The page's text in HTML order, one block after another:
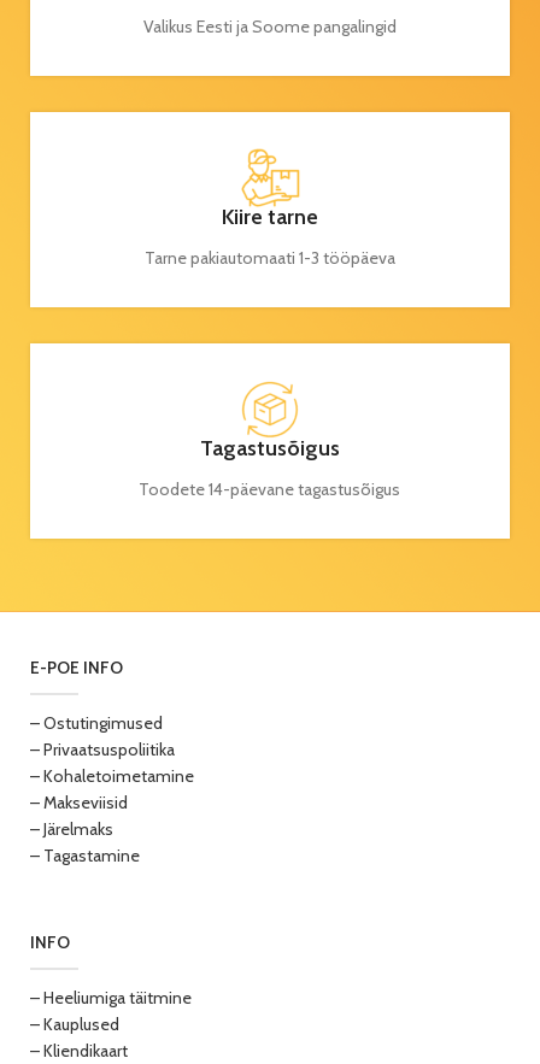
Valikus Eesti ja Soome pangalingid
Kiire tarne
Tarne pakiautomaati 1-3 tööpäeva
Tagastusõigus
Toodete 14-päevane tagastusõigus
E-POE INFO
– Ostutingimused
– Privaatsuspoliitika
– Kohaletoimetamine
– Makseviisid
– Järelmaks
– Tagastamine
INFO
– Heeliumiga täitmine
– Kauplused
– Kliendikaart